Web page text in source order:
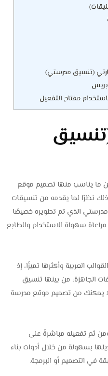
(تنسيق مدرستي)
مفتاح التفعيل
ما يناسب منها تصميم موقع
نظرًا لما يقدمه من تنسيقات
الذي تم تطويره خصيصًا
مراعاة سهولة الاستخدام والطابع
العربية وأكثرها تميزًا، إذ
الجاهزة، من بينها تنسيق
يمكنك من تصميم موقع مدرسة
ثم تفعيله مباشرةً على
بسهولة من خلال أدوات بناء
في التصميم أو البرمجة.